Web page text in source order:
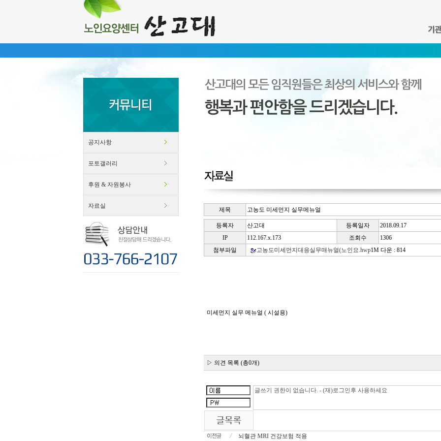
공지사항
포토갤러리
후원 & 자원봉사
자료실
제목 고농도 미세먼지 실무메뉴얼
등록자 산고대 등록일자
2018.09.17
IP
112.167.x.173 조회수
1306
첨부파일
고농도미세먼지대응실무매뉴얼(노인요.hwp1M 다운 : 814
미세먼지 실무 메뉴얼 ( 시설용)
▷ 의견 목록 (총0개)
뇌혈관 MRI 건강보험 적용